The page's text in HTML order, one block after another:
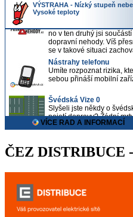
ČEZ DISTRIBUCE